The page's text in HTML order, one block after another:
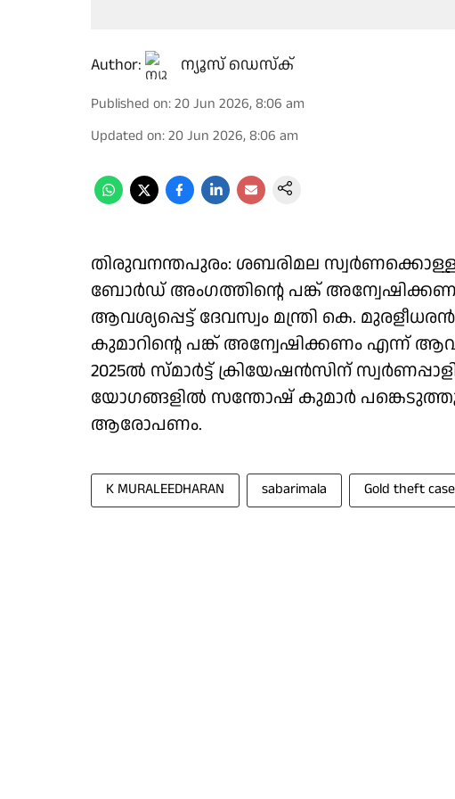
Author: ന്യൂസ് ഡെസ്ക്
Published on:20 Jun 2026, 8:06 am
Updated on:20 Jun 2026, 8:06 am
തിരുവനന്തപുരം: ശബരിമല സ്വർണക്കൊള്ള
ബോർഡ് അംഗത്തിൻ്റെ പങ്ക്
ആവശ്യപ്പെട്ട് ദേവസ്വം മന്ത്രി കെ.
കുമാറിൻ്റെ പങ്ക് അന്വേഷിക്കണം എന്ന്
2025ൽ സ്മാർട്ട് ക്രിയേഷൻസിന്
യോഗങ്ങളിൽ സന്തോഷ് കുമാർ
ആരോപണം.
K MURALEEDHARAN sabarimala Gold theft case